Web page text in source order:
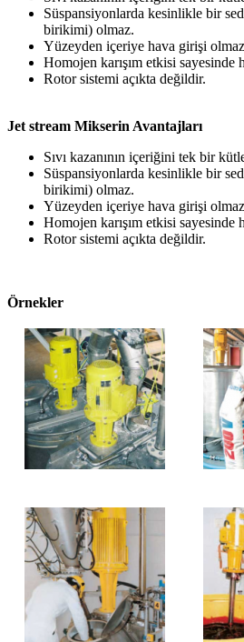
Süspansiyonlarda kesinlikle bir
birikimi) olmaz.
Yüzeyden içeriye hava girişi
Homojen karışım etkisi sayesinde
Rotor sistemi açıkta değildir.
Jet stream Mikserin Avantajları
Sıvı kazanının içeriğini tek bir
Süspansiyonlarda kesinlikle bir
birikimi) olmaz.
Yüzeyden içeriye hava girişi
Homojen karışım etkisi sayesinde
Rotor sistemi açıkta değildir.
Örnekler